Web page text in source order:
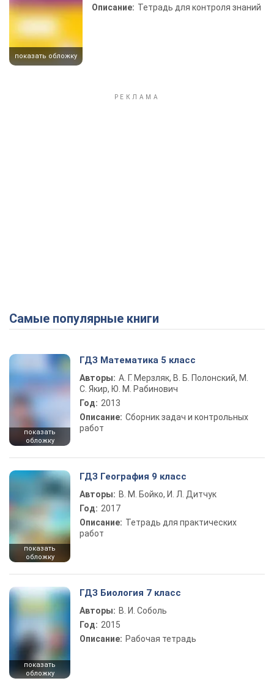
показать обложку
Описание: Тетрадь для контроля знаний
Самые популярные книги
показать
обложку
ГДЗ Математика 5 класс
Авторы: А. Г. Мерзляк, В. Б. Полонский, М.
С. Якир, Ю. М. Рабинович
Год: 2013
Описание: Сборник задач и контрольных
работ
показать
обложку
ГДЗ География 9 класс
Авторы: В. М. Бойко, И. Л. Дитчук
Год: 2017
Описание: Тетрадь для практических
работ
показать
обложку
ГДЗ Биология 7 класс
Авторы: В. И. Соболь
Год: 2015
Описание: Рабочая тетрадь